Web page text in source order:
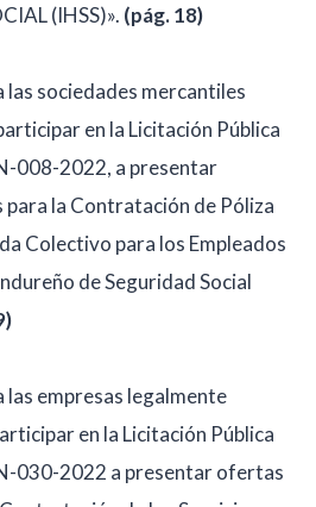
(IHSS)». (pág. 18)
las sociedades mercantiles
en la Licitación Pública
008-2022, a presentar
la Contratación de Póliza
Colectivo para los Empleados
de Seguridad Social
las empresas legalmente
en la Licitación Pública
030-2022 a presentar ofertas